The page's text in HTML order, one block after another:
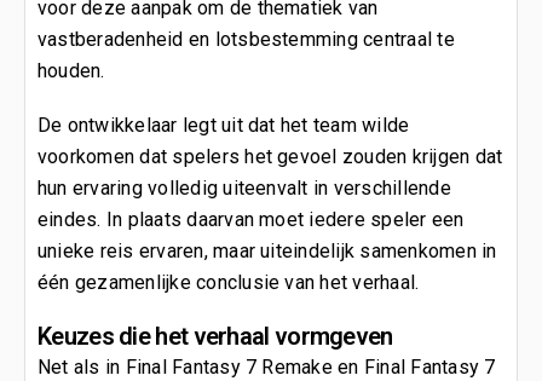
voor deze aanpak om de thematiek van
vastberadenheid en lotsbestemming centraal te
houden.
De ontwikkelaar legt uit dat het team wilde
voorkomen dat spelers het gevoel zouden krijgen dat
hun ervaring volledig uiteenvalt in verschillende
eindes. In plaats daarvan moet iedere speler een
unieke reis ervaren, maar uiteindelijk samenkomen in
één gezamenlijke conclusie van het verhaal.
Keuzes die het verhaal vormgeven
Net als in Final Fantasy 7 Remake en Final Fantasy 7